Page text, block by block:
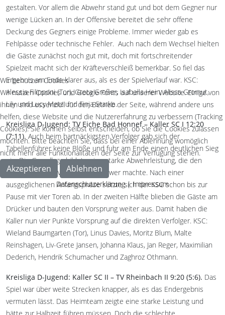
gestalten. Vor allem die Abwehr stand gut und bot dem Gegner nur
wenige Lücken an. In der Offensive bereitet die sehr offene
Deckung des Gegners einige Probleme. Immer wieder gab es
Fehlpässe oder technische Fehler. Auch nach dem Wechsel hielten
die Gäste zunächst noch gut mit, doch mit fortschreitender
Spielzeit macht sich der Kräfteverschleiß bemerkbar. So fiel das
Ergebnis am Ende klarer aus, als es der Spielverlauf war. KSC:
Alessia Filipponi (Tor), Greta Großer, Isabella Hein, Alissa Gromut,
Lily und Lucy Metz und Finja Starke.
Kreisliga D-Jugend: TV Eiche Bad Honnef – Kaller SC I 12:20
(7:11). Auch beim hartnäckigsten Verfolger gab sich der
Tabellenführer keine Blöße und fuhr am Ende einen deutlichen Sieg
ein. Die Grundlage bildete eine starke Abwehrleistung, die den
Angreifern des TV das Leben schwer machte. Nach einer
ausgeglichenen Anfangsphase setzte sich der KSC schon bis zur
Pause mit vier Toren ab. In der zweiten Hälfte blieben die Gäste am
Drücker und bauten den Vorsprung weiter aus. Damit haben die
Kaller nun vier Punkte Vorsprung auf die direkten Verfolger. KSC:
Wieland Baumgarten (Tor), Linus Davies, Moritz Blum, Malte
Reinshagen, Liv-Grete Jansen, Johanna Klaus, Jan Reger, Maximilian
Dederich, Hendrik Schumacher und Zaghroz Othmann.
Kreisliga D-Jugend: Kaller SC II – TV Rheinbach II 9:20 (5:6). Das
Spiel war über weite Strecken knapper, als es das Endergebnis
vermuten lässt. Das Heimteam zeigte eine starke Leistung und
Wir benutzen Cookies
Wir nutzen Cookies und Google Fonts auf unserer Website. Einige von
ihnen sind essenziell für den Betrieb der Seite, während andere uns
helfen, diese Website und die Nutzererfahrung zu verbessern (Tracking
Cookies). Sie können selbst entscheiden, ob Sie die Cookies zulassen
möchten. Bitte beachten Sie, dass bei einer Ablehnung womöglich
nicht mehr alle Funktionalitäten der Seite zur Verfügung stehen.
Akzeptieren Ablehnen
Datenschutzerklärung|Impressum